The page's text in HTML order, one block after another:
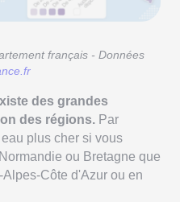
français - Données
des grandes
des régions. Par
plus cher si vous
ou Bretagne que
Côte d'Azur ou en